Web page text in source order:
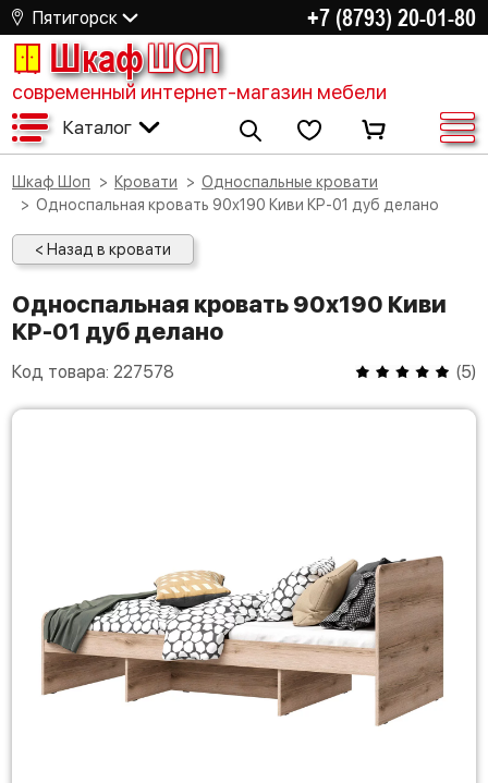
Пятигорск +7 (8793) 20-01-80
ШкафШОП
современный интернет-магазин мебели
Каталог
Шкаф Шоп Кровати
Односпальные кровати
Односпальная кровать 90х190 Киви КР-01 дуб делано
< Назад в кровати
Односпальная кровать 90х190 Киви
КР-01 дуб делано
Код товара: 227578 (5)